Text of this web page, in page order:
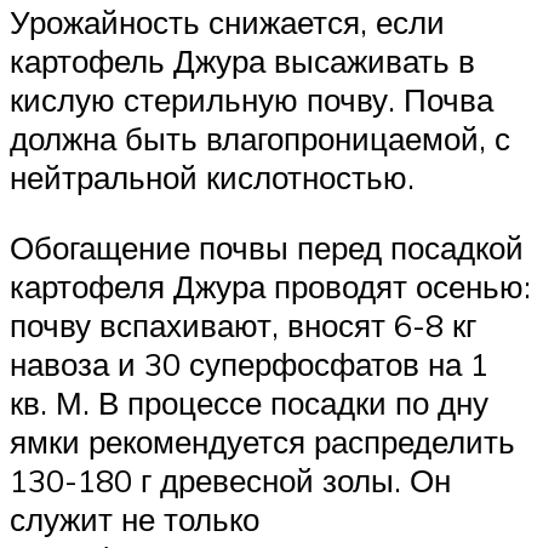
Урожайность снижается, если
картофель Джура высаживать в
кислую стерильную почву. Почва
должна быть влагопроницаемой, с
нейтральной кислотностью.
Обогащение почвы перед посадкой
картофеля Джура проводят осенью:
почву вспахивают, вносят 6-8 кг
навоза и 30 суперфосфатов на 1
кв. М. В процессе посадки по дну
ямки рекомендуется распределить
130-180 г древесной золы. Он
служит не только